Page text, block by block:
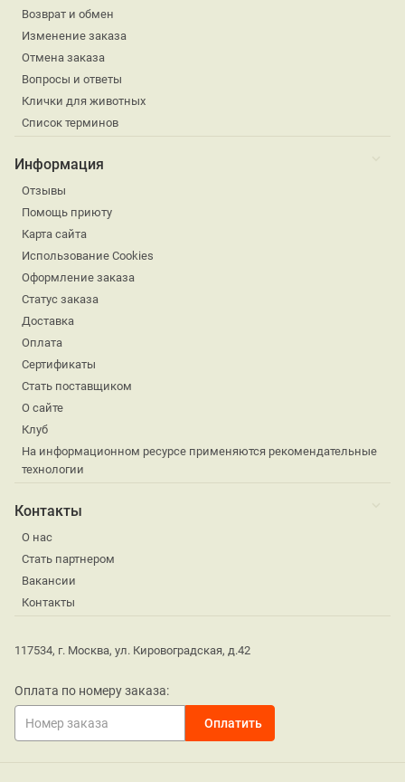
Возврат и обмен
Изменение заказа
Отмена заказа
Вопросы и ответы
Клички для животных
Список терминов
Информация
Отзывы
Помощь приюту
Карта сайта
Использование Cookies
Оформление заказа
Статус заказа
Доставка
Оплата
Сертификаты
Стать поставщиком
О сайте
Клуб
На информационном ресурсе применяются рекомендательные
технологии
Контакты
О нас
Стать партнером
Вакансии
Контакты
117534, г. Москва, ул. Кировоградская, д.42
Оплата по номеру заказа: